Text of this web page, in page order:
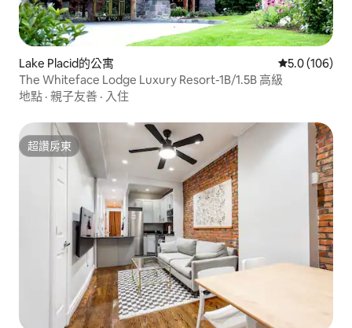
Lake Placid的公寓 從 106 則評
5.0 (106)
The Whiteface Lodge Luxury Resort-1B/1.5B 高級
地點 · 親子友善 · 入住
超讚房東
超讚房東